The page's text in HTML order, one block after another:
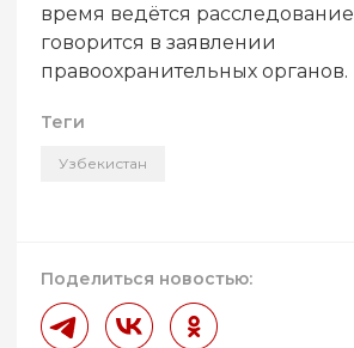
время ведётся
говорится в заявлении
правоохранительных органов.
Теги
Узбекистан
Поделиться новостью: